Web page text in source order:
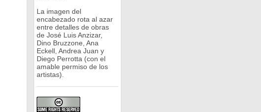
La imagen del
encabezado rota al azar
entre detalles de obras
de José Luis Anzizar,
Dino Bruzzone, Ana
Eckell, Andrea Juan y
Diego Perrotta (con el
amable permiso de los
artistas).